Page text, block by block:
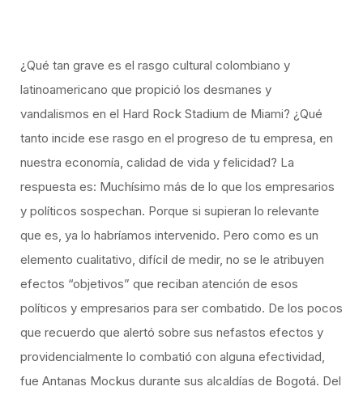
¿Qué tan grave es el rasgo cultural colombiano y
latinoamericano que propició los desmanes y
vandalismos en el Hard Rock Stadium de Miami? ¿Qué
tanto incide ese rasgo en el progreso de tu empresa, en
nuestra economía, calidad de vida y felicidad? La
respuesta es: Muchísimo más de lo que los empresarios
y políticos sospechan. Porque si supieran lo relevante
que es, ya lo habríamos intervenido. Pero como es un
elemento cualitativo, difícil de medir, no se le atribuyen
efectos “objetivos” que reciban atención de esos
políticos y empresarios para ser combatido. De los pocos
que recuerdo que alertó sobre sus nefastos efectos y
providencialmente lo combatió con alguna efectividad,
fue Antanas Mockus durante sus alcaldías de Bogotá. Del